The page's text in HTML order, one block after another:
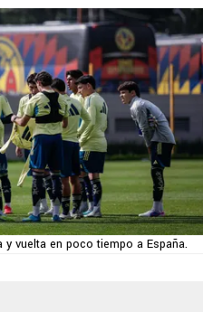
y vuelta en poco tiempo a España.